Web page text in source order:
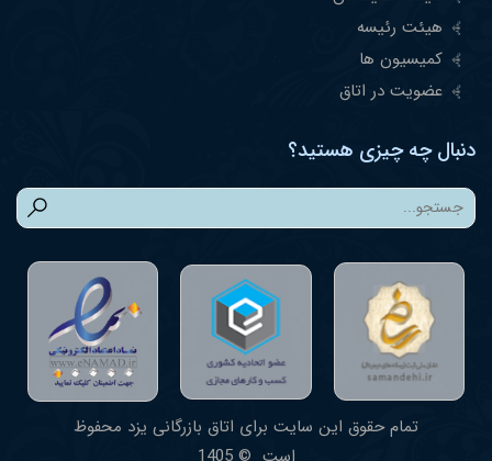
هیئت رئیسه
کمیسیون ها
عضویت در اتاق
دنبال چه چیزی هستید؟
تمام حقوق این سایت برای اتاق بازرگانی یزد محفوظ